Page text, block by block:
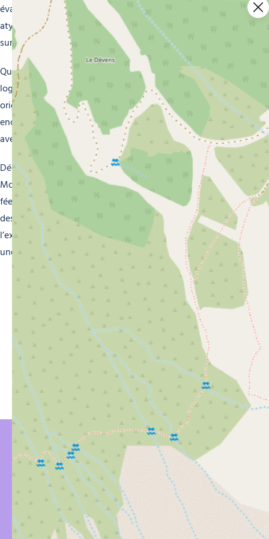
évader du quotidien et de vous immerger dans un univers
atypique, où chaque détail a été pensé pour vous
surprendre et vous émerveiller.
Que vous soyez en couple, en famille ou entre amis, nos
logements insolites sauront vous séduire par leur
originalité et leur charme. Offrez-vous une parenthèse
enchantée, loin du tumulte de la vie urbaine, pour renouer
avec la simplicité et la beauté de la nature alpine.
Découvrez dès maintenant nos logements insolites à
Morzine et laissez-vous transporter dans un univers
féerique où le rêve et la réalité se confondent pour créer
des souvenirs inoubliables. Bienvenue dans un monde où
l’extraordinaire devient ordinaire, et où chaque instant est
une invitation à l’émerveillement.
ÇA PEUT VOUS
INTÉRESSER…